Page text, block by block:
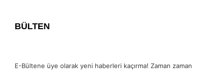
BÜLTEN
E-Bültene üye olarak yeni haberleri kaçırma! Zaman zaman